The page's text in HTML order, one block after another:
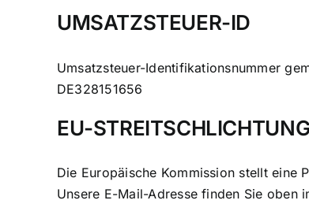
UMSATZSTEUER-ID
Umsatzsteuer-Identifikationsnummer
DE328151656
EU-STREITSCHLICHTUNG
Die Europäische Kommission stellt eine
Unsere E-Mail-Adresse finden Sie oben